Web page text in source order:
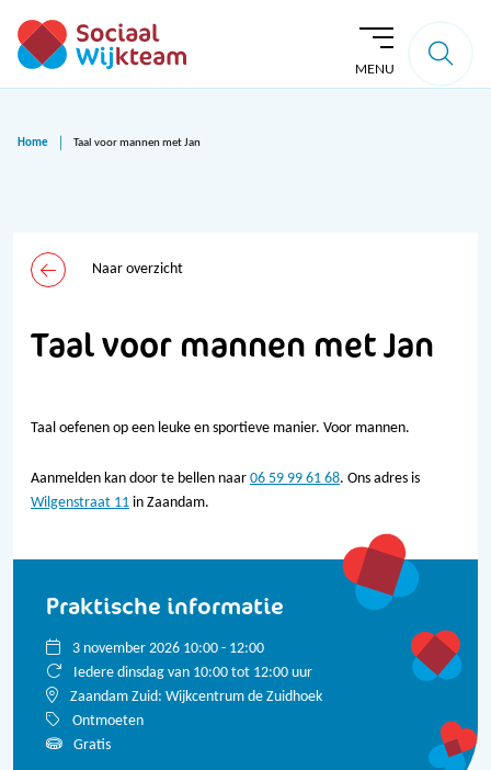
MENU
Home Taal voor mannen met Jan
Naar overzicht
Taal voor mannen met Jan
Taal oefenen op een leuke en sportieve manier. Voor mannen.
Aanmelden kan door te bellen naar 06 59 99 61 68. Ons adres is
Wilgenstraat 11 in Zaandam.
Praktische informatie
3 november 2026 10:00 - 12:00
Iedere dinsdag van 10:00 tot 12:00 uur
Zaandam Zuid: Wijkcentrum de Zuidhoek
Ontmoeten
Gratis